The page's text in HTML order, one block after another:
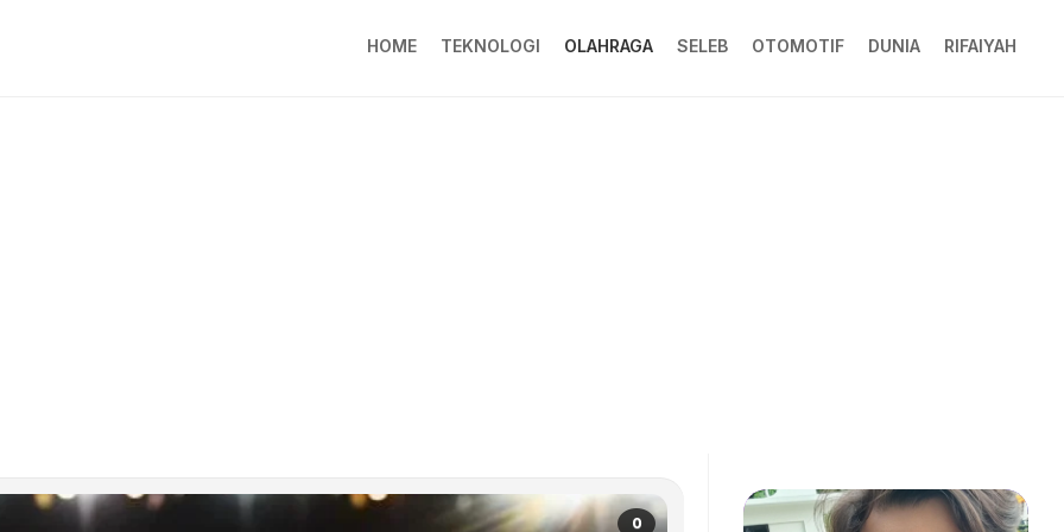
HOME TEKNOLOGI OLAHRAGA SELEB OTOMOTIF DUNIA RIFAIYAH
0